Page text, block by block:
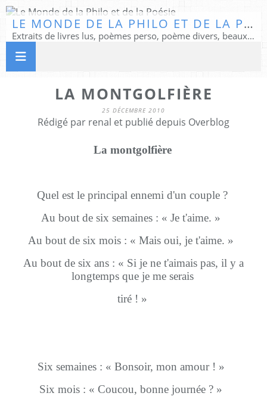
LE MONDE DE LA PHILO ET DE LA POÉSIE
Extraits de livres lus, poèmes perso, poème divers, beaux textes...
LA MONTGOLFIÈRE
25 DÉCEMBRE 2010
Rédigé par renal et publié depuis Overblog
La montgolfière
Quel est le principal ennemi d'un couple ?
Au bout de six semaines : « Je t'aime. »
Au bout de six mois : « Mais oui, je t'aime. »
Au bout de six ans : « Si je ne t'aimais pas, il y a
longtemps que je me serais
tiré ! »
Six semaines : « Bonsoir, mon amour ! »
Six mois : « Coucou, bonne journée ? »